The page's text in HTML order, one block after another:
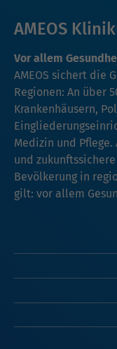
AMEOS
Vor allem
AMEOS sichert die
Regionen: An über
Krankenhäusern,
Medizin und Pflege.
und
Bevölkerung in
gilt: vor allem